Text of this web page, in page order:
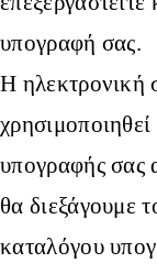
υπογραφή σας.
Η ηλεκτρονική
υπογραφής σας
θα διεξάγουμε
καταλόγου